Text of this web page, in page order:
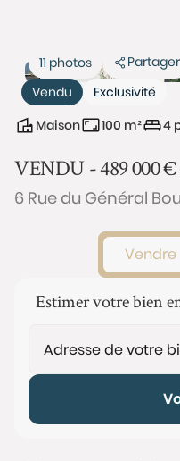
Vendu Exclusivité
11 photos Partager
Maison 100 m² 4
VENDU -489 000€
6 Rue du Général
Vendre
Estimer votre bien